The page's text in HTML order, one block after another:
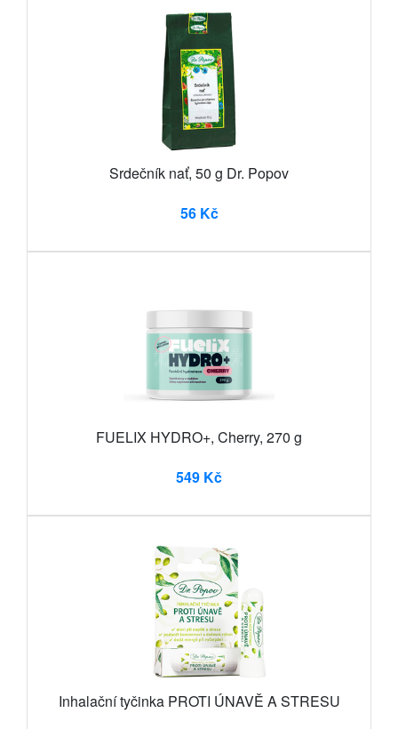
Srdečník nať, 50 g Dr. Popov
56 Kč
FUELIX HYDRO+, Cherry, 270 g
549 Kč
Inhalační tyčinka PROTI ÚNAVĚ A STRESU